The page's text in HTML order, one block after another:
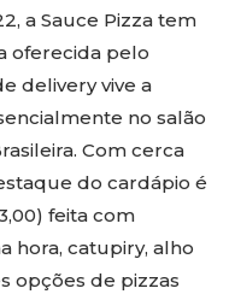
a Sauce Pizza tem
oferecida pelo
delivery vive a
no salão
Com cerca
do cardápio é
feita com
hora, catupiry, alho
opções de pizzas